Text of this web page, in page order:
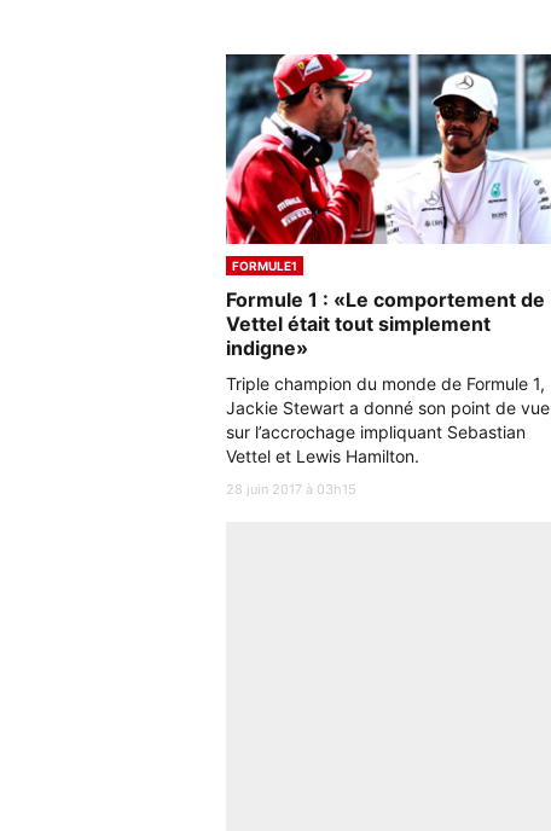
FORMULE1
Formule 1 : «Le comportement de
Vettel était tout simplement
indigne»
Triple champion du monde de Formule 1,
Jackie Stewart a donné son point de vue
sur l’accrochage impliquant Sebastian
Vettel et Lewis Hamilton.
28 juin 2017 à 03h15